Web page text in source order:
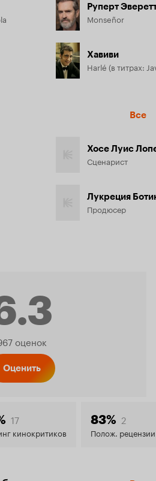
Руперт
Monseñor
Хавиви
Harlé (в титрах:
Все
Сценарист
Лукреция
Продюсер
оценок
Оценить
17
кинокритиков
83% 2
Полож. рецензии